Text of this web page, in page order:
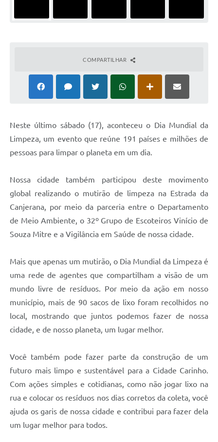
COMPARTILHAR
Neste último sábado (17), aconteceu o Dia Mundial da
Limpeza, um evento que reúne 191 países e milhões de
pessoas para limpar o planeta em um dia.
Nossa cidade também participou deste movimento
global realizando o mutirão de limpeza na Estrada da
Canjerana, por meio da parceria entre o Departamento
de Meio Ambiente, o 32º Grupo de Escoteiros Vinício de
Souza Mitre e a Vigilância em Saúde de nossa cidade.
Mais que apenas um mutirão, o Dia Mundial da Limpeza é
uma rede de agentes que compartilham a visão de um
mundo livre de resíduos. Por meio da ação em nosso
município, mais de 90 sacos de lixo foram recolhidos no
local, mostrando que juntos podemos fazer de nossa
cidade, e de nosso planeta, um lugar melhor.
Você também pode fazer parte da construção de um
futuro mais limpo e sustentável para a Cidade Carinho.
Com ações simples e cotidianas, como não jogar lixo na
rua e colocar os resíduos nos dias corretos da coleta, você
ajuda os garis de nossa cidade e contribui para fazer dela
um lugar melhor para todos.